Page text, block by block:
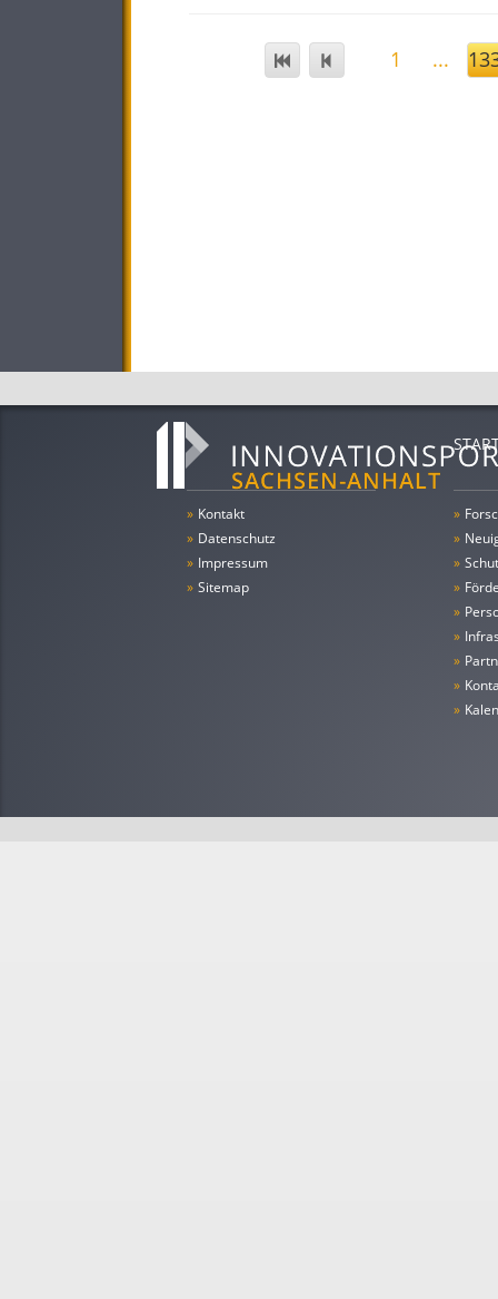
1 ...
» Kontakt
» Datenschutz
» Impressum
» Sitemap
»
»
»
»
»
»
»
»
»